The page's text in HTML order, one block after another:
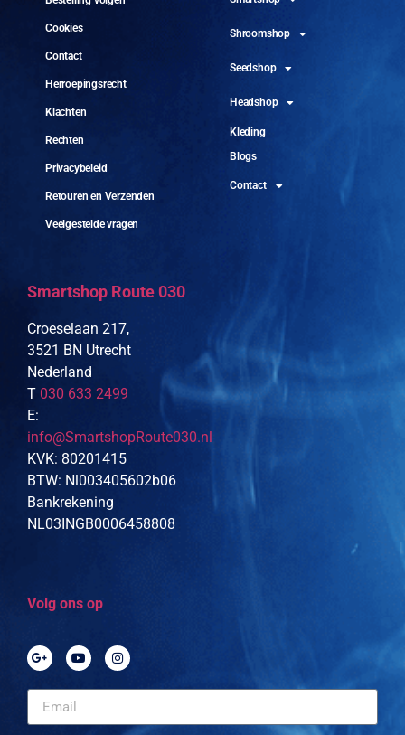
Cookies
Contact
Herroepingsrecht
Klachten
Rechten
Privacybeleid
Retouren en Verzenden
Veelgestelde vragen
Shroomshop
Seedshop
Headshop
Kleding
Blogs
Contact
Smartshop Route 030
Croeselaan 217,
3521 BN Utrecht
Nederland
T 030 633 2499
E:
info@SmartshopRoute030.nl
KVK: 80201415
BTW: Nl003405602b06
Bankrekening
NL03INGB0006458808
Volg ons op